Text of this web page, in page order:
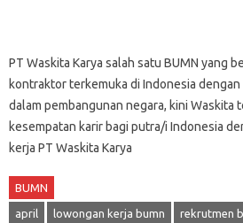
PT Waskita Karya salah satu BUMN yang
kontraktor terkemuka di Indonesia
dalam pembangunan negara, kini Waskita
kesempatan karir bagi putra/i Indonesia
kerja PT Waskita Karya
BUMN
april lowongan kerja bumn rekrutmen